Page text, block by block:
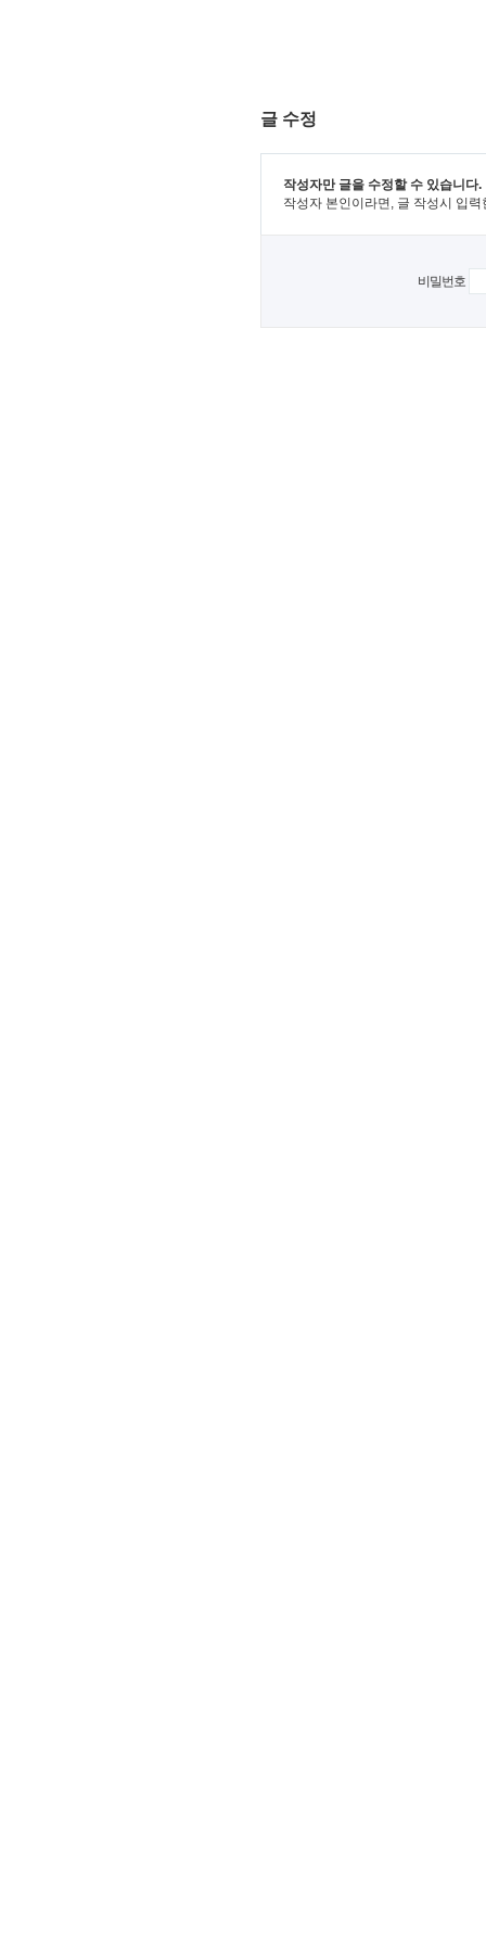
글 수정
작성자만 글을 수정할 수 있습니다.
작성자 본인이라면, 글 작성시 입
비밀번호